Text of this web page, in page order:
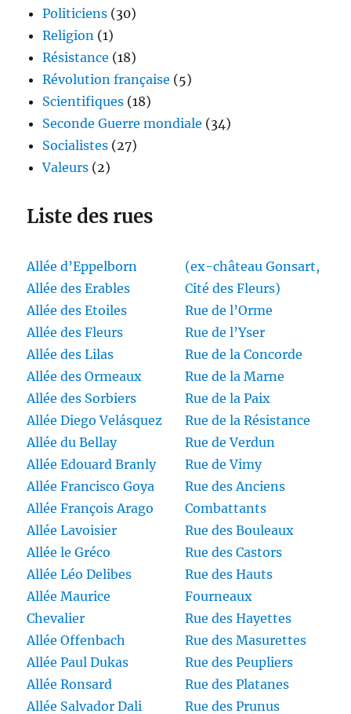
Politiciens (30)
Religion (1)
Résistance (18)
Révolution française (5)
Scientifiques (18)
Seconde Guerre mondiale (34)
Socialistes (27)
Valeurs (2)
Liste des rues
Allée d’Eppelborn
Allée des Erables
Allée des Etoiles
Allée des Fleurs
Allée des Lilas
Allée des Ormeaux
Allée des Sorbiers
Allée Diego Velásquez
Allée du Bellay
Allée Edouard Branly
Allée Francisco Goya
Allée François Arago
Allée Lavoisier
Allée le Gréco
Allée Léo Delibes
Allée Maurice
Chevalier
Allée Offenbach
Allée Paul Dukas
Allée Ronsard
Allée Salvador Dali
(ex-château Gonsart,
Cité des Fleurs)
Rue de l’Orme
Rue de l’Yser
Rue de la Concorde
Rue de la Marne
Rue de la Paix
Rue de la Résistance
Rue de Verdun
Rue de Vimy
Rue des Anciens
Combattants
Rue des Bouleaux
Rue des Castors
Rue des Hauts
Fourneaux
Rue des Hayettes
Rue des Masurettes
Rue des Peupliers
Rue des Platanes
Rue des Prunus